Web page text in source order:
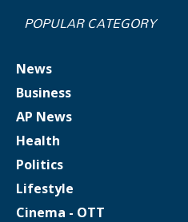
POPULAR CATEGORY
News
Business
AP News
Health
Politics
Lifestyle
Cinema - OTT